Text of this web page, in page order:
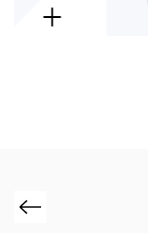
Previous